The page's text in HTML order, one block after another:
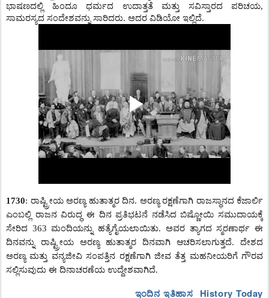
ಭಾಷಣದಲ್ಲಿ ಹಿಂದೂ ಧರ್ಮದ ಉದಾತ್ತತೆ ಮತ್ತು ಸವಿಸ್ತಾರದ ಪರಿಚಯ,
ಸಾಮರಸ್ಯದ ಸಂದೇಶವನ್ನು ಸಾರಿದರು. ಅದರ ವಿಡಿಯೋ ಇಲ್ಲಿದೆ.
1730: ರಾಷ್ಟ್ರೀಯ ಅರಣ್ಯ ಹುತಾತ್ಮರ ದಿನ. ಅರಣ್ಯ ರಕ್ಷಣೆಗಾಗಿ ರಾಜಸ್ಥಾನದ ಕೆಜಾರ್ಲಿ
ಎಂಬಲ್ಲಿ ರಾಜನ ವಿರುದ್ಧ ಈ ದಿನ ಪ್ರತಿಭಟನೆ ನಡೆಸಿದ ಬಿಷ್ಣೋಯಿ ಸಮುದಾಯಕ್ಕೆ
ಸೇರಿದ 363 ಮಂದಿಯನ್ನು ಹತ್ಯೆಗೈಯಲಾಯಿತು. ಅವರ ತ್ಯಾಗದ ಸ್ಮರಣಾರ್ಥ ಈ
ದಿನವನ್ನು ರಾಷ್ಟ್ರೀಯ ಅರಣ್ಯ ಹುತಾತ್ಮರ ದಿನವಾಗಿ ಆಚರಿಸಲಾಗುತ್ತದೆ. ದೇಶದ
ಅರಣ್ಯ ಮತ್ತು ವನ್ಯಜೀವಿ ಸಂಪತ್ತಿನ ರಕ್ಷಣೆಗಾಗಿ ಜೀವ ತೆತ್ತ ಮಹನೀಯರಿಗೆ ಗೌರವ
ಸಲ್ಲಿಸುವುದು ಈ ದಿನಾಚರಣೆಯ ಉದ್ದೇಶವಾಗಿದೆ.
ಇಂದಿನ ಇತಿಹಾಸ History Today